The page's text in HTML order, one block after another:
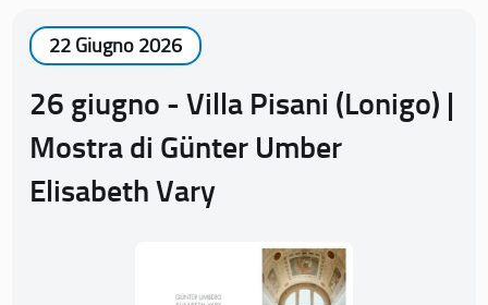
22 Giugno 2026
26 giugno - Villa Pisani (Lonigo) |
Mostra di Günter Umber
Elisabeth Vary